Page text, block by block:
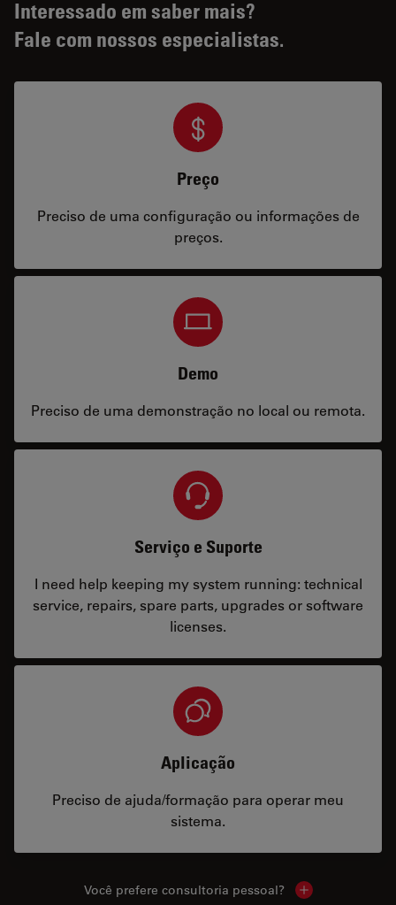
Interessado em saber mais?
Fale com nossos especialistas.
Preço
Preciso de uma configuração ou informações de
preços.
Demo
Preciso de uma demonstração no local ou remota.
Serviço e Suporte
I need help keeping my system running: technical
service, repairs, spare parts, upgrades or software
licenses.
Aplicação
Preciso de ajuda/formação para operar meu
sistema.
Você prefere consultoria pessoal? Show local